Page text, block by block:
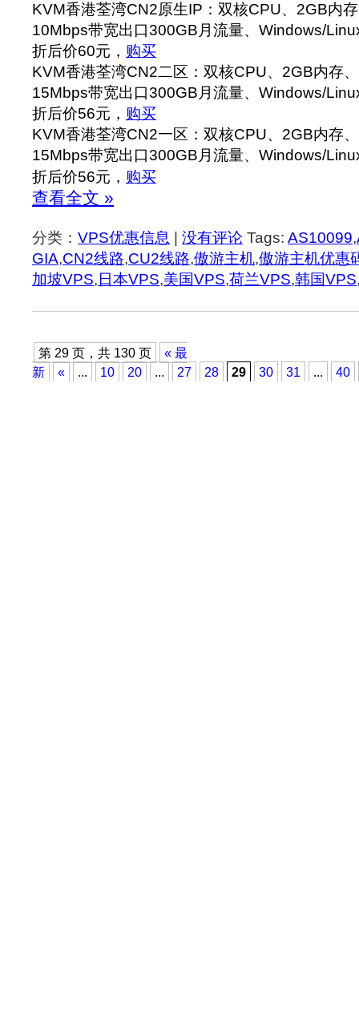
KVM香港荃湾CN2原生IP：双核CPU、2GB内
10Mbps带宽出口300GB月流量、Windows/
折后价60元， 购买
KVM香港荃湾CN2二区：双核CPU、2GB内存
15Mbps带宽出口300GB月流量、Windows/
折后价56元， 购买
KVM香港荃湾CN2一区：双核CPU、2GB内存
15Mbps带宽出口300GB月流量、Windows/
折后价56元， 购买
查看全文 »
分类： VPS优惠信息 | 没有评论 Tags: AS10099,
GIA,CN2线路,CU2线路,傲游主机,傲游主机优惠
加坡VPS,日本VPS,美国VPS,荷兰VPS,韩国VPS
第 29 页，共 130 页
« 最
新
« 10 20 27 28 29 30 31 40